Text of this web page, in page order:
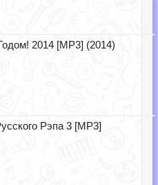
2014 [MP3] (2014)
Рэпа 3 [MP3]